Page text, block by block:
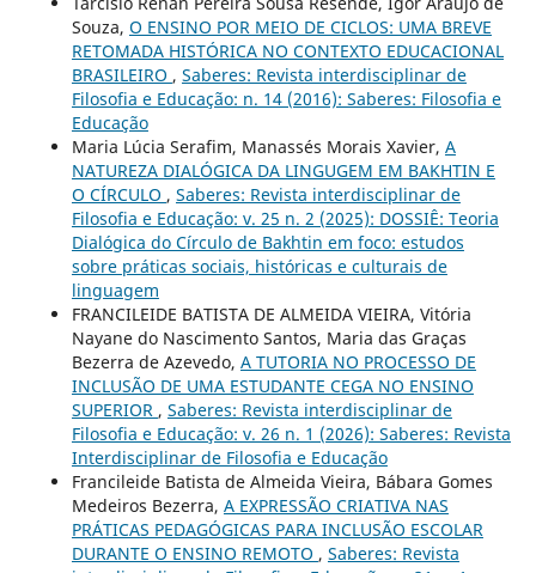
Souza, O ENSINO POR MEIO DE CICLOS: UMA BREVE
RETOMADA HISTÓRICA NO CONTEXTO EDUCACIONAL
BRASILEIRO , Saberes: Revista interdisciplinar de
Filosofia e Educação: n. 14 (2016): Saberes: Filosofia e
Educação
Maria Lúcia Serafim, Manassés Morais Xavier, A
NATUREZA DIALÓGICA DA LINGUGEM EM BAKHTIN E
O CÍRCULO , Saberes: Revista interdisciplinar de
Filosofia e Educação: v. 25 n. 2 (2025): DOSSIÊ: Teoria
Dialógica do Círculo de Bakhtin em foco: estudos
sobre práticas sociais, históricas e culturais de
linguagem
FRANCILEIDE BATISTA DE ALMEIDA VIEIRA, Vitória
Nayane do Nascimento Santos, Maria das Graças
Bezerra de Azevedo, A TUTORIA NO PROCESSO DE
INCLUSÃO DE UMA ESTUDANTE CEGA NO ENSINO
SUPERIOR , Saberes: Revista interdisciplinar de
Filosofia e Educação: v. 26 n. 1 (2026): Saberes: Revista
Interdisciplinar de Filosofia e Educação
Francileide Batista de Almeida Vieira, Bábara Gomes
Medeiros Bezerra, A EXPRESSÃO CRIATIVA NAS
PRÁTICAS PEDAGÓGICAS PARA INCLUSÃO ESCOLAR
DURANTE O ENSINO REMOTO , Saberes: Revista